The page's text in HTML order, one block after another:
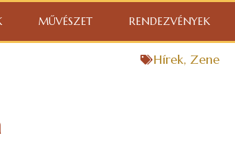
MŰVÉSZET RENDEZVÉNYEK
Hírek, Zene